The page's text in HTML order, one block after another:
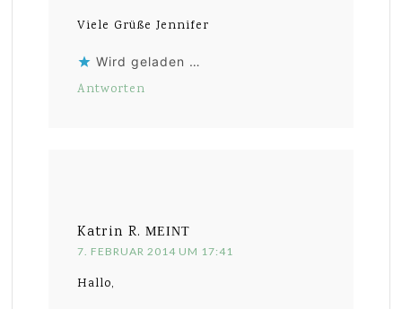
Viele Grüße Jennifer
Wird geladen …
Antworten
Katrin R. MEINT
7. FEBRUAR 2014 UM 17:41
Hallo,